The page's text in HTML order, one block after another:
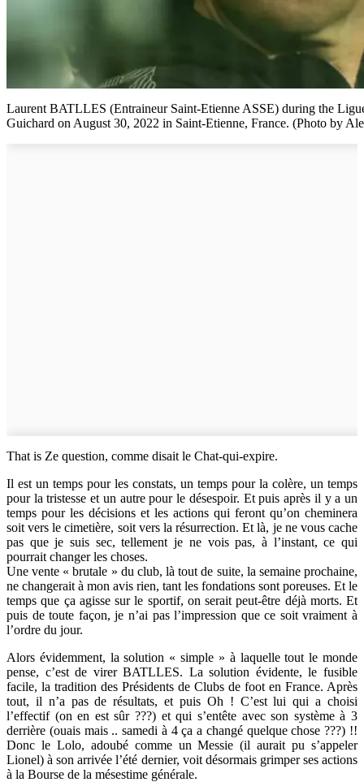
Laurent BATLLES (Entraineur Saint-Etienne ASSE) during the
Guichard on August 30, 2022 in Saint-Etienne, France. (Photo by
That is Ze question, comme disait le Chat-qui-expire.
Il est un temps pour les constats, un temps pour la colère, un temps
pour la tristesse et un autre pour le désespoir. Et puis après il y a un
temps pour les décisions et les actions qui feront qu’on cheminera
soit vers le cimetière, soit vers la résurrection. Et là, je ne vous cache
pas que je suis sec, tellement je ne vois pas, à l’instant, ce qui
pourrait changer les choses.
Une vente « brutale » du club, là tout de suite, la semaine prochaine,
ne changerait à mon avis rien, tant les fondations sont poreuses. Et le
temps que ça agisse sur le sportif, on serait peut-être déjà morts. Et
puis de toute façon, je n’ai pas l’impression que ce soit vraiment à
l’ordre du jour.
Alors évidemment, la solution « simple » à laquelle tout le monde
pense, c’est de virer BATLLES. La solution évidente, le fusible
facile, la tradition des Présidents de Clubs de foot en France. Après
tout, il n’a pas de résultats, et puis Oh ! C’est lui qui a choisi
l’effectif (on en est sûr ???) et qui s’entête avec son système à 3
derrière (ouais mais .. samedi à 4 ça a changé quelque chose ???) !!
Donc le Lolo, adoubé comme un Messie (il aurait pu s’appeler
Lionel) à son arrivée l’été dernier, voit désormais grimper ses actions
à la Bourse de la mésestime générale.